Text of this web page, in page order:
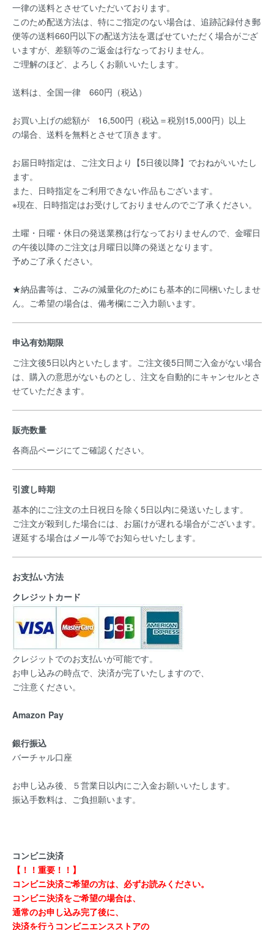
一律の送料とさせていただいております。
このため配送方法は、特にご指定のない場合は、追跡記録付き郵
便等の送料660円以下の配送方法を選ばせていただく場合がござ
いますが、差額等のご返金は行なっておりません。
ご理解のほど、よろしくお願いいたします。
送料は、全国一律 660円（税込）
お買い上げの総額が 16,500円（税込＝税別15,000円）以上
の場合、送料を無料とさせて頂きます。
お届日時指定は、ご注文日より【5日後以降】でおねがいいたし
ます。
また、日時指定をご利用できない作品もございます。
※現在、日時指定はお受けしておりませんのでご了承ください。
土曜・日曜・休日の発送業務は行なっておりませんので、金曜日
の午後以降のご注文は月曜日以降の発送となります。
予めご了承ください。
★納品書等は、ごみの減量化のためにも基本的に同梱いたしませ
ん。ご希望の場合は、備考欄にご入力願います。
申込有効期限
ご注文後5日以内といたします。ご注文後5日間ご入金がない場合
は、購入の意思がないものとし、注文を自動的にキャンセルとさ
せていただきます。
販売数量
各商品ページにてご確認ください。
引渡し時期
基本的にご注文の土日祝日を除く5日以内に発送いたします。
ご注文が殺到した場合には、お届けが遅れる場合がございます。
遅延する場合はメール等でお知らせいたします。
お支払い方法
クレジットカード
クレジットでのお支払いが可能です。
お申し込みの時点で、決済が完了いたしますので、
ご注意ください。
Amazon Pay
銀行振込
バーチャル口座
お申し込み後、５営業日以内にご入金お願いいたします。
振込手数料は、ご負担願います。
コンビニ決済
【！！重要！！】
コンビニ決済ご希望の方は、必ずお読みください。
コンビニ決済をご希望の場合は、
通常のお申し込み完了後に、
決済を行うコンビニエンスストアの